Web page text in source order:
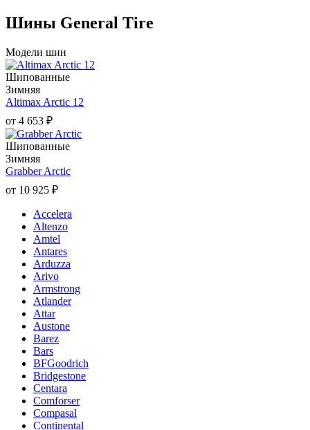
Шины General Tire
Модели шин
Шипованные
Зимняя
Altimax Arctic 12
от 4 653 ₽
Шипованные
Зимняя
Grabber Arctic
от 10 925 ₽
Accelera
Altenzo
Amtel
Antares
Arduzza
Arivo
Armstrong
Atlander
Attar
Austone
Barez
Bars
BFGoodrich
Bridgestone
Centara
Comforser
Compasal
Continental